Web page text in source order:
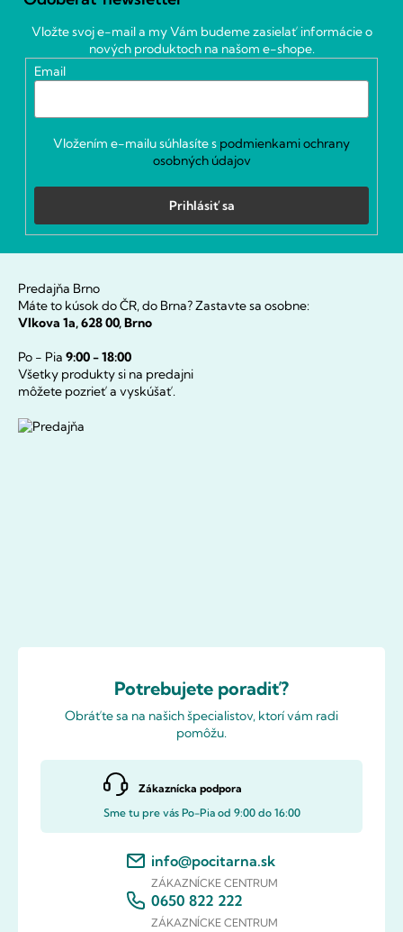
Vložte svoj e-mail a my Vám budeme zasielať informácie o
nových produktoch na našom e-shope.
Email
Vložením e-mailu súhlasíte s podmienkami ochrany
osobných údajov
Prihlásiť sa
Predajňa Brno
Máte to kúsok do ČR, do Brna? Zastavte sa osobne:
Vlkova 1a, 628 00, Brno
Po - Pia 9:00 - 18:00
Všetky produkty si na predajni
môžete pozrieť a vyskúšať.
Potrebujete poradiť?
Obráťte sa na našich špecialistov, ktorí vám radi
pomôžu.
Zákaznícka podpora
Sme tu pre vás Po-Pia od 9:00 do 16:00
info@pocitarna.sk
ZÁKAZNÍCKE CENTRUM
0650 822 222
ZÁKAZNÍCKE CENTRUM